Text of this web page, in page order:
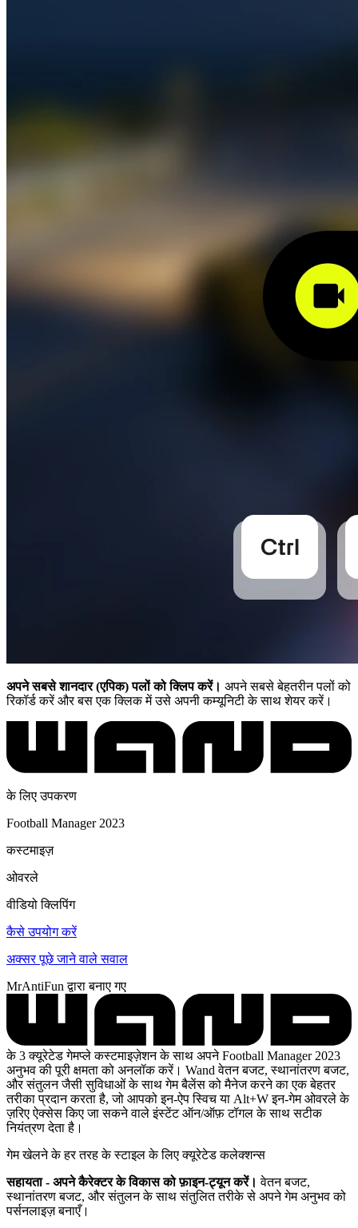
अपने सबसे शानदार (एपिक) पलों को क्लिप करें। अपने सबसे बेहतरीन पलों को
रिकॉर्ड करें और बस एक क्लिक में उसे अपनी कम्यूनिटी के साथ शेयर करें।
के लिए उपकरण
Football Manager 2023
कस्टमाइज़
ओवरले
वीडियो क्लिपिंग
कैसे उपयोग करें
अक्सर पूछे जाने वाले सवाल
MrAntiFun द्वारा बनाए गए
के 3 क्यूरेटेड गेमप्ले कस्टमाइज़ेशन के साथ अपने Football Manager 2023
अनुभव की पूरी क्षमता को अनलॉक करें। Wand वेतन बजट, स्थानांतरण बजट,
और संतुलन जैसी सुविधाओं के साथ गेम बैलेंस को मैनेज करने का एक बेहतर
तरीका प्रदान करता है, जो आपको इन-ऐप स्विच या Alt+W इन-गेम ओवरले के
ज़रिए ऐक्सेस किए जा सकने वाले इंस्टेंट ऑन/ऑफ़ टॉगल के साथ सटीक
नियंत्रण देता है।
गेम खेलने के हर तरह के स्टाइल के लिए क्यूरेटेड कलेक्शन्स
सहायता - अपने कैरेक्टर के विकास को फ़ाइन-ट्यून करें। वेतन बजट,
स्थानांतरण बजट, और संतुलन के साथ संतुलित तरीके से अपने गेम अनुभव को
पर्सनलाइज़ बनाएँ।